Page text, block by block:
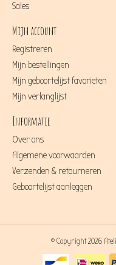
Sales
Mijn account
Registreren
Mijn bestellingen
Mijn geboortelijst favorieten
Mijn verlanglijst
Informatie
Over ons
Algemene voorwaarden
Verzenden & retourneren
Geboortelijst aanleggen
© Copyright 2026